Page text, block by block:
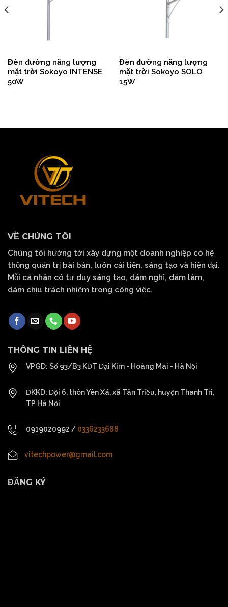
Đèn đường năng lượng
mặt trời Sokoyo INTENSE
50W
Đèn đường năng lượng
mặt trời Sokoyo SOLO
15W
VỀ CHÚNG TÔI
Chúng tôi hướng tới xây dựng một doanh nghiệp có hệ
thống quản trị bài bản, luôn cải tiến, sáng tạo và hiện đại.
Mỗi cá nhân có tư duy sáng tạo, dám nghĩ, dám làm,
dám chịu trách nhiệm trong công việc.
THÔNG TIN LIÊN HỆ
VPGD: Số 93/B3 KĐT Đại Kim - Hoàng Mai - Hà Nội
ĐKKD: Đội 6, thôn Yên Xá, xã Tân Triều, huyện Thanh Trì,
TP Hà Nội
0919020992 / 0336233688
vitechpower@gmail.com
ĐĂNG KÝ